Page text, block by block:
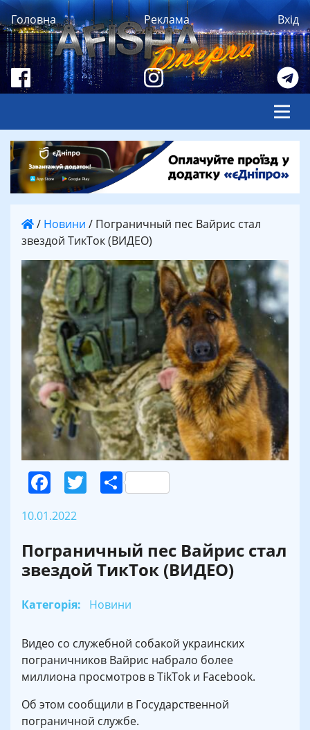
Головна Реклама Вхід
/ Новини / Пограничный пес Вайрис стал
звездой ТикТок (ВИДЕО)
Facebook
Twitter
Поділитися
10.01.2022
Пограничный пес Вайрис стал
звездой ТикТок (ВИДЕО)
Категорія: Новини
Видео со служебной собакой украинских
пограничников Вайрис набрало более
миллиона просмотров в TikTok и Facebook.
Об этом сообщили в Государственной
пограничной службе.